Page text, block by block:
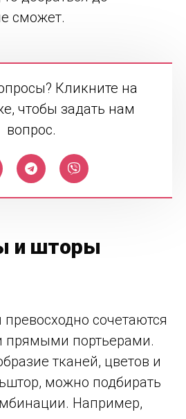
сможет.
Кликните на
чтобы задать нам
вопрос.
и шторы
сочетаются
прямыми портьерами.
тканей, цветов и
можно подбирать
Например,